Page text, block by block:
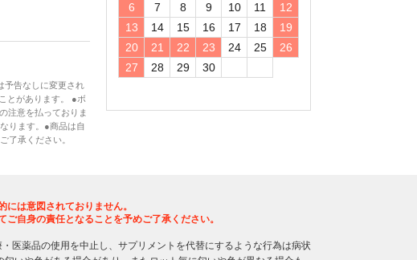
予告なしに変更され
とがあります。 ●ボ
注意を払っておりま
ります。●商品は自
了承ください。
6
7 8 9 10 11
12
13
14 15 16 17 18
19
20
21 22 23 24 25
26
27
28 29 30
は意図されておりません。
自身の責任となることを予めご了承ください。
医薬品の使用を中止し、サプリメントを代替にするような行為は病状